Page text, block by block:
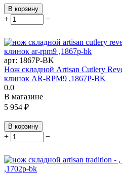
В корзину
+ −
арт: 1867P-BK
Нож складной Artisan Cutlery
клинок AR-RPM9 ,1867P-BK
0.0
В магазине
5 954 ₽
В корзину
+ −